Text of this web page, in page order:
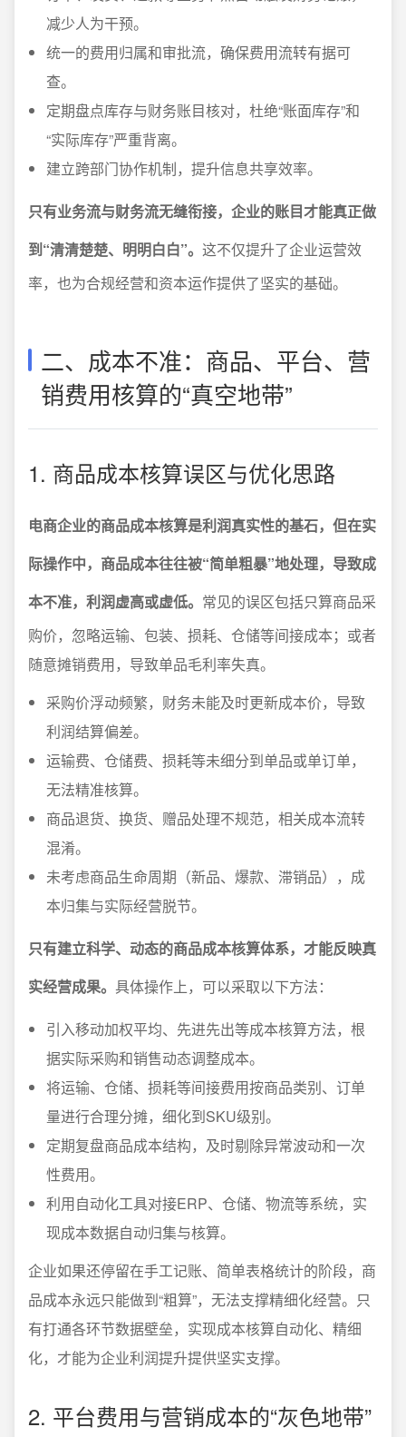
减少人为干预。
统一的费用归属和审批流，确保费用流转有据可
查。
定期盘点库存与财务账目核对，杜绝“账面库存”和
“实际库存”严重背离。
建立跨部门协作机制，提升信息共享效率。
只有业务流与财务流无缝衔接，企业的账目才能真正做
到“清清楚楚、明明白白”。 这不仅提升了企业运营效
率，也为合规经营和资本运作提供了坚实的基础。
二、成本不准：商品、平台、营
销费用核算的“真空地带”
1. 商品成本核算误区与优化思路
电商企业的商品成本核算是利润真实性的基石，但在实
际操作中，商品成本往往被“简单粗暴”地处理，导致成
本不准，利润虚高或虚低。 常见的误区包括只算商品采
购价，忽略运输、包装、损耗、仓储等间接成本；或者
随意摊销费用，导致单品毛利率失真。
采购价浮动频繁，财务未能及时更新成本价，导致
利润结算偏差。
运输费、仓储费、损耗等未细分到单品或单订单，
无法精准核算。
商品退货、换货、赠品处理不规范，相关成本流转
混淆。
未考虑商品生命周期（新品、爆款、滞销品），成
本归集与实际经营脱节。
只有建立科学、动态的商品成本核算体系，才能反映真
实经营成果。 具体操作上，可以采取以下方法：
引入移动加权平均、先进先出等成本核算方法，根
据实际采购和销售动态调整成本。
将运输、仓储、损耗等间接费用按商品类别、订单
量进行合理分摊，细化到SKU级别。
定期复盘商品成本结构，及时剔除异常波动和一次
性费用。
利用自动化工具对接ERP、仓储、物流等系统，实
现成本数据自动归集与核算。
企业如果还停留在手工记账、简单表格统计的阶段，商
品成本永远只能做到“粗算”，无法支撑精细化经营。只
有打通各环节数据壁垒，实现成本核算自动化、精细
化，才能为企业利润提升提供坚实支撑。
2. 平台费用与营销成本的“灰色地带”